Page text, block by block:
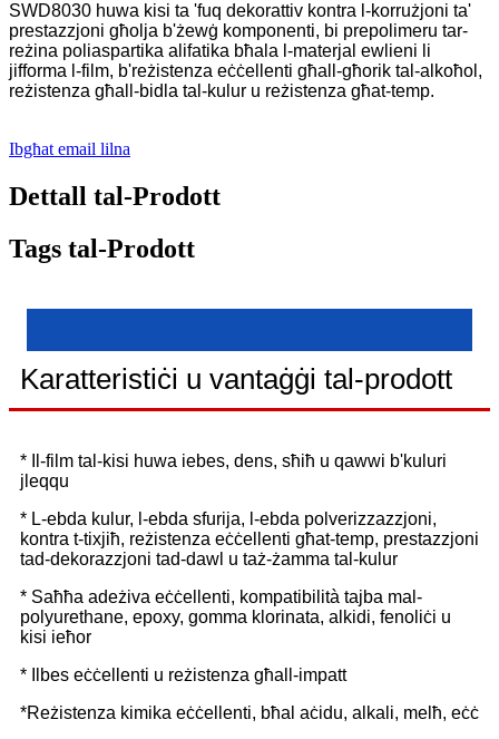
SWD8030 huwa kisi ta 'fuq dekorattiv kontra l-korrużjoni ta'
prestazzjoni għolja b'żewġ komponenti, bi prepolimeru tar-
reżina poliaspartika alifatika bħala l-materjal ewlieni li
jifforma l-film, b'reżistenza eċċellenti għall-għorik tal-alkoħol,
reżistenza għall-bidla tal-kulur u reżistenza għat-temp.
Ibgħat email lilna
Dettall tal-Prodott
Tags tal-Prodott
Karatteristiċi u vantaġġi tal-prodott
* Il-film tal-kisi huwa iebes, dens, sħiħ u qawwi b'kuluri
jleqqu
* L-ebda kulur, l-ebda sfurija, l-ebda polverizzazzjoni,
kontra t-tixjiħ, reżistenza eċċellenti għat-temp, prestazzjoni
tad-dekorazzjoni tad-dawl u taż-żamma tal-kulur
* Saħħa adeżiva eċċellenti, kompatibilità tajba mal-
polyurethane, epoxy, gomma klorinata, alkidi, fenoliċi u
kisi ieħor
* Ilbes eċċellenti u reżistenza għall-impatt
*Reżistenza kimika eċċellenti, bħal aċidu, alkali, melħ, eċċ